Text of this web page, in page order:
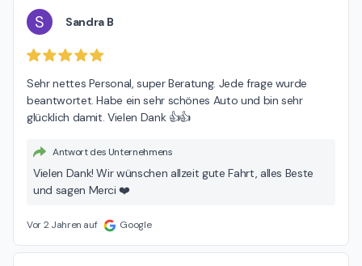
S Sandra B
Sehr nettes Personal, super Beratung. Jede frage wurde
beantwortet. Habe ein sehr schönes Auto und bin sehr
glücklich damit. Vielen Dank 👍👍
Antwort des Unternehmens
Vielen Dank! Wir wünschen allzeit gute Fahrt, alles Beste
und sagen Merci ❤️
Vor 2 Jahren auf Google